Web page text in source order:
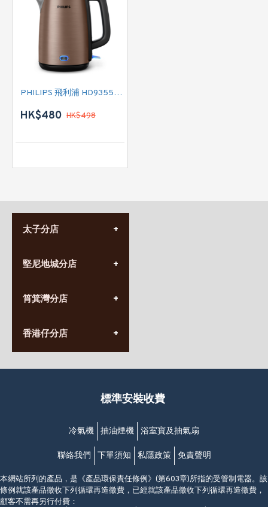
PHILIPS 飛利浦 HD9355/92 電熱水壺
HK$480 HK$498
太子分店
營業時間:
九龍太子太子道西141號
堅尼地城分店
營業時間:
香港堅尼地城卑路乍街
(堅尼地城地鐵站B出口)
筲箕灣分店
營業時間:
(10:00am-20:30pm)
香港仔分店
營業時間:
香港香港仔成都道20-28號
(黃竹坑地鐵站轉4M專線小巴)
標準安裝收費
冷氣機 抽油煙機 浴室寶及抽氣扇
聯絡我們 下單須知 私隱政策 免責聲明
本網站所列的產品，是《產品環保責任條例》(第603章)所指的受管制電器。該
條例就該產品徵收下列循環再造徵費，已經就該產品徵收下列循環再造徵費，
顧客不需再另行付費：